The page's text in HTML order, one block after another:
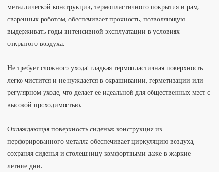
металлической конструкции, термопластичного покрытия и рам,
сваренных роботом, обеспечивает прочность, позволяющую
выдерживать годы интенсивной эксплуатации в условиях
открытого воздуха.
Не требует сложного ухода: гладкая термопластичная поверхность
легко чистится и не нуждается в окрашивании, герметизации или
регулярном уходе, что делает ее идеальной для общественных мест с
высокой проходимостью.
Охлаждающая поверхность сиденья: конструкция из
перфорированного металла обеспечивает циркуляцию воздуха,
сохраняя сиденья и столешницу комфортными даже в жаркие
летние дни.